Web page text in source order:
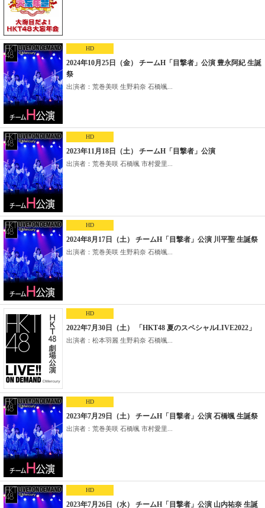
HD
2024年10月25日（金） チームH「目撃者」公演 豊永阿紀 生誕
祭
出演者：荒巻美咲 生野莉奈 石橋颯...
HD
2023年11月18日（土） チームH「目撃者」公演
出演者：荒巻美咲 石橋颯 市村愛里...
HD
2024年8月17日（土） チームH「目撃者」公演 川平聖 生誕祭
出演者：荒巻美咲 生野莉奈 石橋颯...
HD
2022年7月30日（土） 「HKT48 夏のスペシャルLIVE2022」
出演者：松本羽麗 生野莉奈 石橋颯...
HD
2023年7月29日（土） チームH「目撃者」公演 石橋颯 生誕祭
出演者：荒巻美咲 石橋颯 市村愛里...
HD
2023年7月26日（水） チームH「目撃者」公演 山内祐奈 生誕